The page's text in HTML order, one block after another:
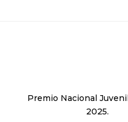
Premio Nacional
2025.